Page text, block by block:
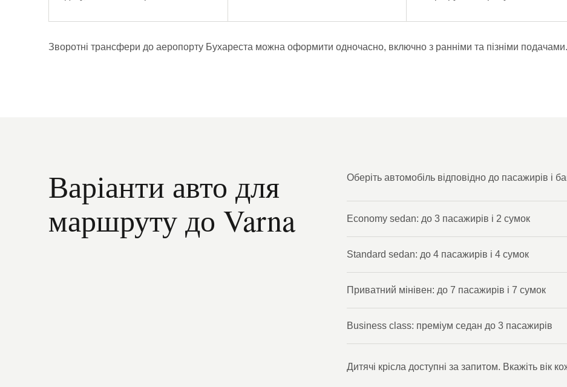
Зворотні трансфери до аеропорту Бухареста можна оформити одночасно, включно з ранніми та пізніми подачами.
Варіанти авто для
маршруту до Varna
Оберіть автомобіль відповідно до пасажирів і
Economy sedan: до 3 пасажирів і 2 сумок
Standard sedan: до 4 пасажирів і 4 сумок
Приватний мінівен: до 7 пасажирів і 7 сумок
Business class: преміум седан до 3 пасажирів
Дитячі крісла доступні за запитом. Вкажіть вік